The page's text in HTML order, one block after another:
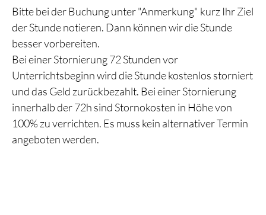
Bitte bei der Buchung unter "Anmerkung" kurz Ihr Ziel
der Stunde notieren. Dann können wir die Stunde
besser vorbereiten.
Bei einer Stornierung 72 Stunden vor
Unterrichtsbeginn wird die Stunde kostenlos storniert
und das Geld zurückbezahlt. Bei einer Stornierung
innerhalb der 72h sind Stornokosten in Höhe von
100% zu verrichten. Es muss kein alternativer Termin
angeboten werden.